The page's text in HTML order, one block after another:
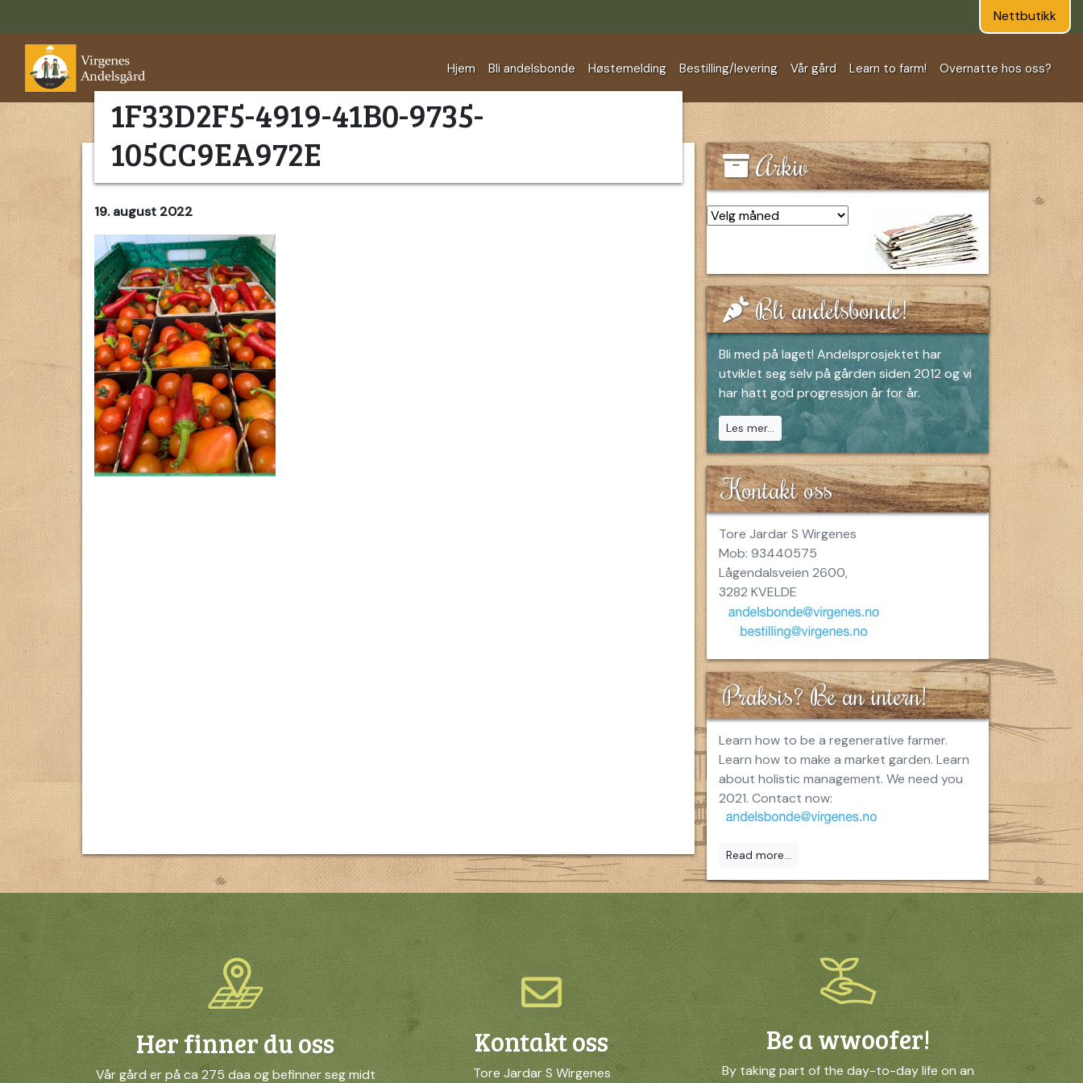
Nettbutikk
Hjem Bli andelsbonde Høstemelding Bestilling/levering Vår gård Learn to farm! Overnatte hos oss?
1F33D2F5-4919-41B0-9735-
105CC9EA972E
19. august 2022
Arkiv
Bli andelsbonde!
Bli med på laget! Andelsprosjektet har
utviklet seg selv på gården siden 2012 og vi
har hatt god progressjon år for år.
Les mer...
Kontakt oss
Tore Jardar S Wirgenes
Mob: 93440575
Lågendalsveien 2600,
3282 KVELDE
Praksis? Be an intern!
Learn how to be a regenerative farmer.
Learn how to make a market garden. Learn
about holistic management. We need you
2021. Contact now:
Read more...
Her finner du oss
Vår gård er på ca 275 daa og befinner seg midt
Kontakt oss
Tore Jardar S Wirgenes
Be a wwoofer!
By taking part of the day-to-day life on an